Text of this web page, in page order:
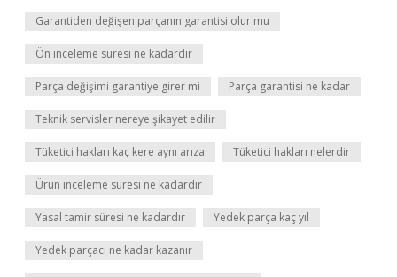
Garantiden değişen parçanın garantisi olur mu
Ön inceleme süresi ne kadardır
Parça değişimi garantiye girer mi Parça garantisi ne kadar
Teknik servisler nereye şikayet edilir
Tüketici hakları kaç kere aynı arıza Tüketici hakları nelerdir
Ürün inceleme süresi ne kadardır
Yasal tamir süresi ne kadardır Yedek parça kaç yıl
Yedek parçacı ne kadar kazanır